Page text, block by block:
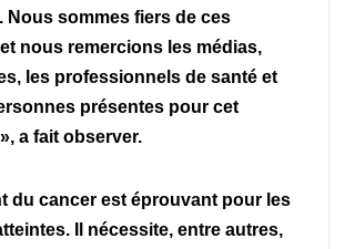
Nous sommes fiers de ces
nous remercions les médias,
les professionnels de santé et
présentes pour cet
a fait observer.
du cancer est éprouvant pour les
Il nécessite, entre autres,